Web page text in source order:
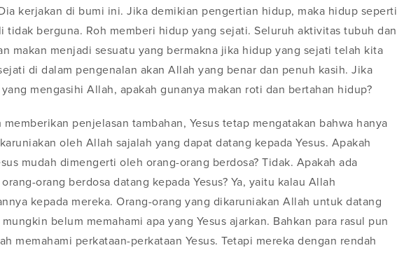
kerjakan di bumi ini. Jika demikian pengertian hidup, maka hidup seperti
tidak berguna. Roh memberi hidup yang sejati. Seluruh aktivitas tubuh dan
makan menjadi sesuatu yang bermakna jika hidup yang sejati telah kita
di dalam pengenalan akan Allah yang benar dan penuh kasih. Jika
mengasihi Allah, apakah gunanya makan roti dan bertahan hidup?
memberikan penjelasan tambahan, Yesus tetap mengatakan bahwa hanya
oleh Allah sajalah yang dapat datang kepada Yesus. Apakah
mudah dimengerti oleh orang-orang berdosa? Tidak. Apakah ada
orang berdosa datang kepada Yesus? Ya, yaitu kalau Allah
kepada mereka. Orang-orang yang dikaruniakan Allah untuk datang
mungkin belum memahami apa yang Yesus ajarkan. Bahkan para rasul pun
memahami perkataan-perkataan Yesus. Tetapi mereka dengan rendah